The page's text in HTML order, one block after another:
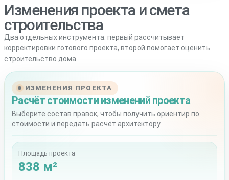
Изменения проекта и смета
строительства
Два отдельных инструмента: первый рассчитывает
корректировки готового проекта, второй помогает оценить
строительство дома.
ИЗМЕНЕНИЯ ПРОЕКТА
Расчёт стоимости изменений проекта
Выберите состав правок, чтобы получить ориентир по
стоимости и передать расчёт архитектору.
Площадь проекта
838 м²